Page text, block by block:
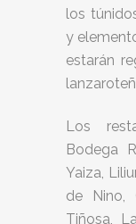
los
y
estarán
Los
Bodega
Yaiza,
de Nino,
Tiñosa,